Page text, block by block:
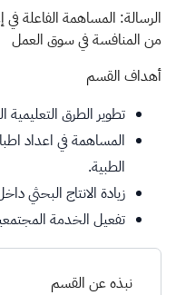
نبذه عن القسم
الرسالة: المساهمة الفاعلة
من المنافسة في سوق العمل
أهداف القسم
تطوير الطرق التعليمية
المساهمة في اعداد
الطبية.
زيادة الانتاج البحثي
تفعيل الخدمة